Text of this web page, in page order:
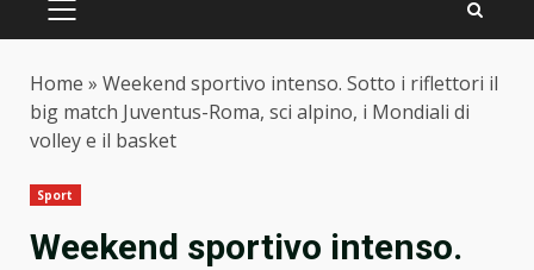
PRIMARY
Home » Weekend sportivo intenso. Sotto i riflettori il
big match Juventus-Roma, sci alpino, i Mondiali di
volley e il basket
Sport
Weekend sportivo intenso.